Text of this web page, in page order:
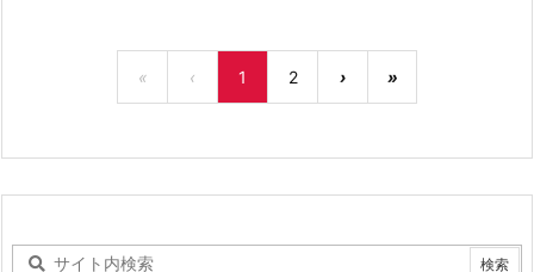
« ‹ 1 2 › »